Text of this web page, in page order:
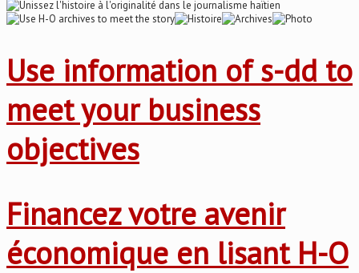
Use information of s-dd to
meet your business
objectives
Financez votre avenir
économique en lisant H-O